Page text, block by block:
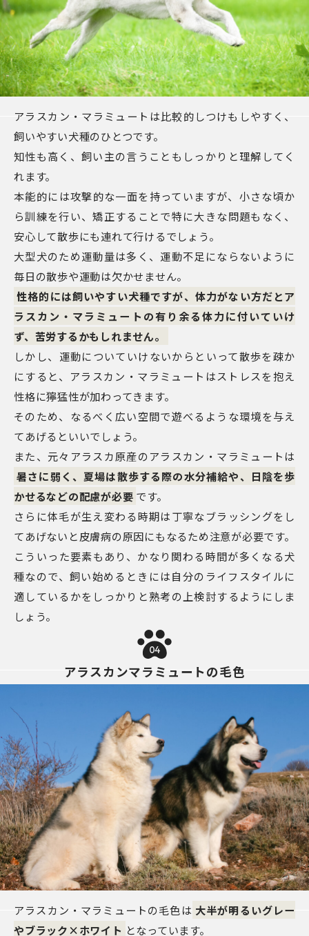
アラスカン・マラミュートは比較的しつけもしやすく、
飼いやすい犬種のひとつです。
知性も高く、飼い主の言うこともしっかりと理解してく
れます。
本能的には攻撃的な一面を持っていますが、小さな頃か
ら訓練を行い、矯正することで特に大きな問題もなく、
安心して散歩にも連れて行けるでしょう。
大型犬のため運動量は多く、運動不足にならないように
毎日の散歩や運動は欠かせません。
性格的には飼いやすい犬種ですが、体力がない方だとア
ラスカン・マラミュートの有り余る体力に付いていけ
ず、苦労するかもしれません。
しかし、運動についていけないからといって散歩を疎か
にすると、アラスカン・マラミュートはストレスを抱え
性格に獰猛性が加わってきます。
そのため、なるべく広い空間で遊べるような環境を与え
てあげるといいでしょう。
また、元々アラスカ原産のアラスカン・マラミュートは
暑さに弱く、夏場は散歩する際の水分補給や、日陰を歩
かせるなどの配慮が必要 です。
さらに体毛が生え変わる時期は丁寧なブラッシングをし
てあげないと皮膚病の原因にもなるため注意が必要です。
こういった要素もあり、かなり関わる時間が多くなる犬
種なので、飼い始めるときには自分のライフスタイルに
適しているかをしっかりと熟考の上検討するようにしま
しょう。
04
アラスカンマラミュートの毛色
アラスカン・マラミュートの毛色は 大半が明るいグレー
やブラック×ホワイト となっています。